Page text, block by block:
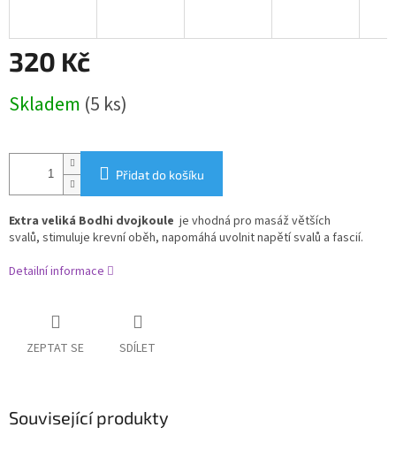
320 Kč
cena:
Skladem (5 ks)
Přidat do košíku
Extra veliká Bodhi dvojkoule je vhodná pro masáž větších
svalů, stimuluje krevní oběh, napomáhá uvolnit napětí svalů a fascií.
Detailní informace
ZEPTAT SE SDÍLET
Související produkty